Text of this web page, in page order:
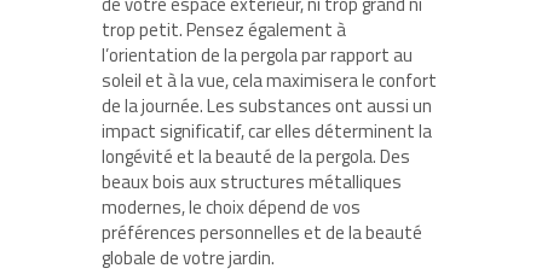
trop petit. Pensez également à
l’orientation de la pergola par rapport au
soleil et à la vue, cela maximisera le confort
de la journée. Les substances ont aussi un
impact significatif, car elles déterminent la
longévité et la beauté de la pergola. Des
beaux bois aux structures métalliques
modernes, le choix dépend de vos
préférences personnelles et de la beauté
globale de votre jardin.